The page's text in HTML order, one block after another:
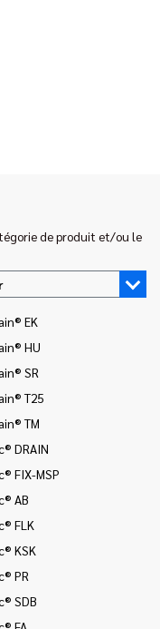
de produit et/ou le
EK
HU
SR
T25
TM
DRAIN
FIX-MSP
AB
FLK
KSK
PR
SDB